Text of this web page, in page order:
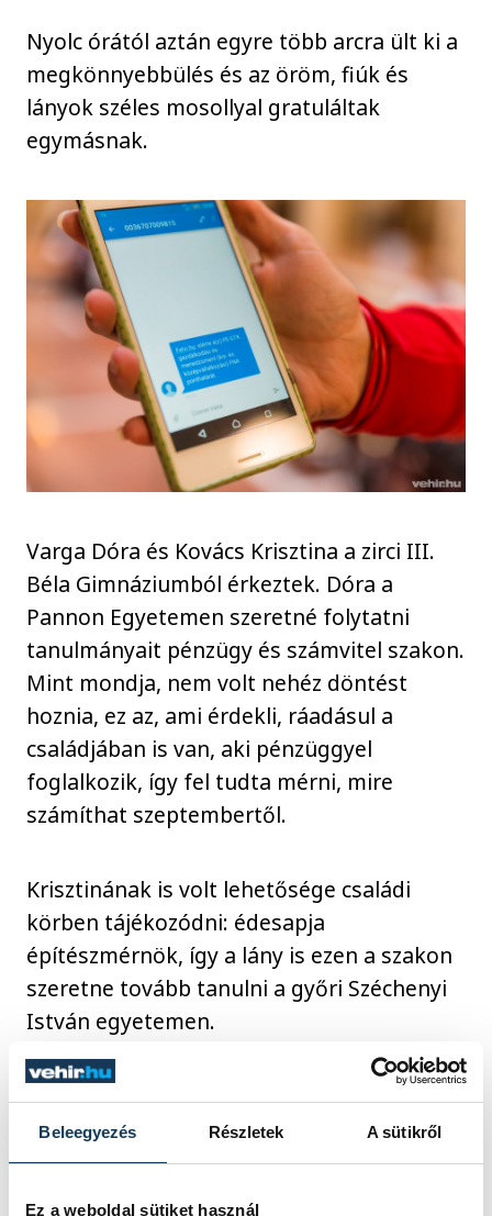
Beleegyezés Részletek A sütikről
Ez a weboldal sütiket használ
Nyolc órától aztán egyre több arcra ült ki a
megkönnyebbülés és az öröm, fiúk és
lányok széles mosollyal gratuláltak
egymásnak.
Varga Dóra és Kovács Krisztina a zirci III.
Béla Gimnáziumból érkeztek. Dóra a
Pannon Egyetemen szeretné folytatni
tanulmányait pénzügy és számvitel szakon.
Mint mondja, nem volt nehéz döntést
hoznia, ez az, ami érdekli, ráadásul a
családjában is van, aki pénzüggyel
foglalkozik, így fel tudta mérni, mire
számíthat szeptembertől.
Krisztinának is volt lehetősége családi
körben tájékozódni: édesapja
építészmérnök, így a lány is ezen a szakon
szeretne tovább tanulni a győri Széchenyi
István egyetemen.
Kutasi Barbarának 8 óra 3 perckor érkezett
az SMS a sikeres felvételiről, így
szeptembertől kis- és középvállalkozási
szakirányon folytatja tanulmányait.